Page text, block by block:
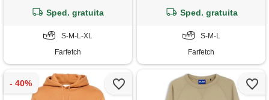
Sped. gratuita
S-M-L-XL
Farfetch
Sped. gratuita
S-M-L
Farfetch